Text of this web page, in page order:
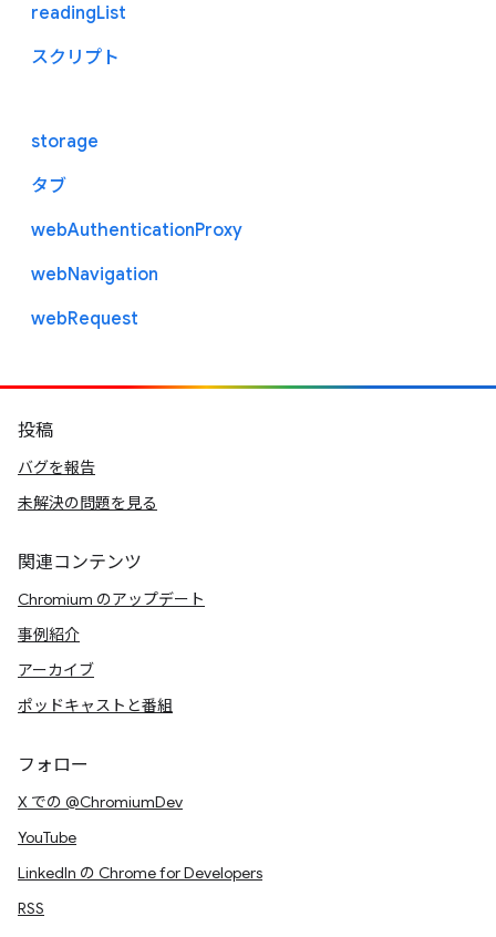
readingList
スクリプト
storage
タブ
webAuthenticationProxy
webNavigation
webRequest
投稿
バグを報告
未解決の問題を見る
関連コンテンツ
Chromium のアップデート
事例紹介
アーカイブ
ポッドキャストと番組
フォロー
X での @ChromiumDev
YouTube
LinkedIn の Chrome for Developers
RSS